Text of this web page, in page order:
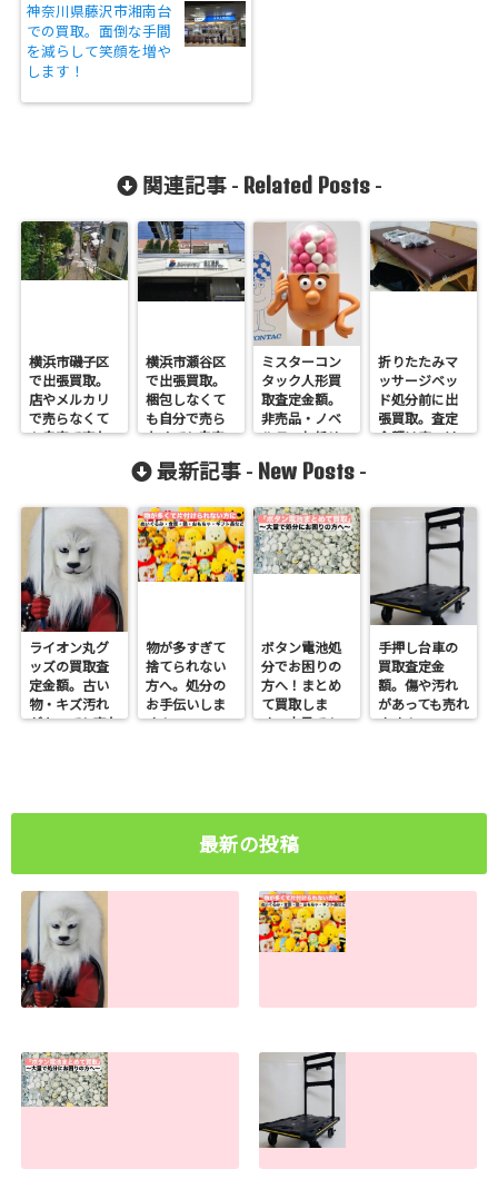
神奈川県藤沢市湘南台
での買取。面倒な手間
を減らして笑顔を増や
します！
関連記事 - Related Posts-
横浜市磯子区
で出張買取。
店やメルカリ
で売らなくて
も自宅で売れ
横浜市瀬谷区
で出張買取。
梱包しなくて
も自分で売ら
なくても自宅
ミスターコン
タック人形買
取査定金額。
非売品・ノベ
ルティお任せ
折りたたみマ
ッサージベッ
ド処分前に出
張買取。査定
金額は安いけ
最新記事 - New Posts -
ライオン丸グ
ッズの買取査
定金額。古い
物・キズ汚れ
があっても売れ
物が多すぎて
捨てられない
方へ。処分の
お手伝いしま
す！
ボタン電池処
分でお困りの
方へ！まとめ
て買取しま
す。大量でも
手押し台車の
買取査定金
額。傷や汚れ
があっても売れ
ます！
最新の投稿
古い物・キズ汚れ
があっても売れま
す！
分のお手伝いしま